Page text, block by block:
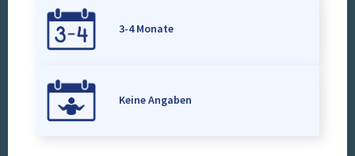
3-4 Monate
Keine Angaben